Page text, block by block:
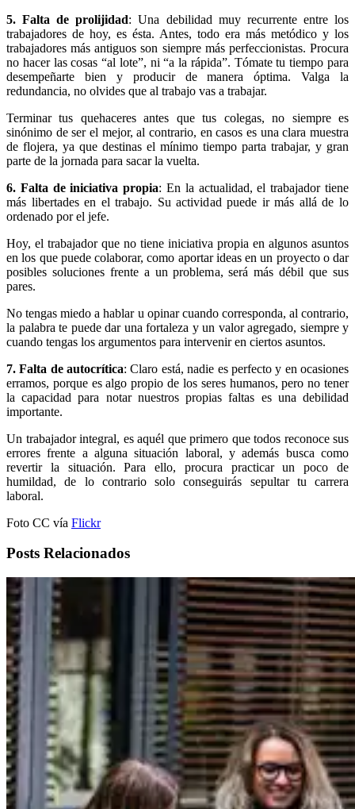
5. Falta de prolijidad: Una debilidad muy recurrente entre los
trabajadores de hoy, es ésta. Antes, todo era más metódico y los
trabajadores más antiguos son siempre más perfeccionistas. Procura
no hacer las cosas “al lote”, ni “a la rápida”. Tómate tu tiempo para
desempeñarte bien y producir de manera óptima. Valga la
redundancia, no olvides que al trabajo vas a trabajar.
Terminar tus quehaceres antes que tus colegas, no siempre es
sinónimo de ser el mejor, al contrario, en casos es una clara muestra
de flojera, ya que destinas el mínimo tiempo parta trabajar, y gran
parte de la jornada para sacar la vuelta.
6. Falta de iniciativa propia: En la actualidad, el trabajador tiene
más libertades en el trabajo. Su actividad puede ir más allá de lo
ordenado por el jefe.
Hoy, el trabajador que no tiene iniciativa propia en algunos asuntos
en los que puede colaborar, como aportar ideas en un proyecto o dar
posibles soluciones frente a un problema, será más débil que sus
pares.
No tengas miedo a hablar u opinar cuando corresponda, al contrario,
la palabra te puede dar una fortaleza y un valor agregado, siempre y
cuando tengas los argumentos para intervenir en ciertos asuntos.
7. Falta de autocrítica: Claro está, nadie es perfecto y en ocasiones
erramos, porque es algo propio de los seres humanos, pero no tener
la capacidad para notar nuestros propias faltas es una debilidad
importante.
Un trabajador integral, es aquél que primero que todos reconoce sus
errores frente a alguna situación laboral, y además busca como
revertir la situación. Para ello, procura practicar un poco de
humildad, de lo contrario solo conseguirás sepultar tu carrera
laboral.
Foto CC vía Flickr
Posts Relacionados